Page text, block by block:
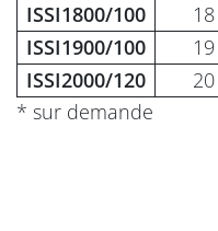
ISSI1800/100
18
ISSI1900/100
19
ISSI2000/120
20
* sur demande